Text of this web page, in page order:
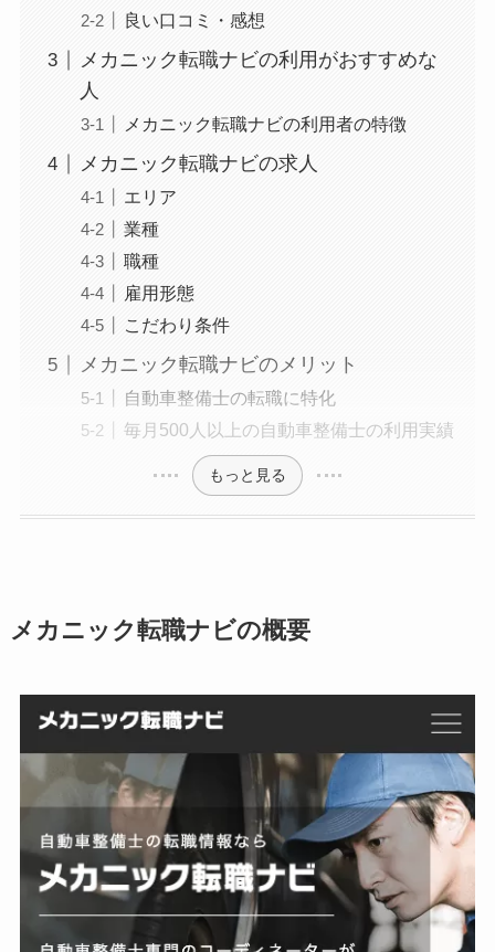
良い口コミ・感想
メカニック転職ナビの利用がおすすめな
人
メカニック転職ナビの利用者の特徴
メカニック転職ナビの求人
エリア
業種
職種
雇用形態
こだわり条件
メカニック転職ナビのメリット
自動車整備士の転職に特化
毎月500人以上の自動車整備士の利用実績
もっと見る
メカニック転職ナビの概要